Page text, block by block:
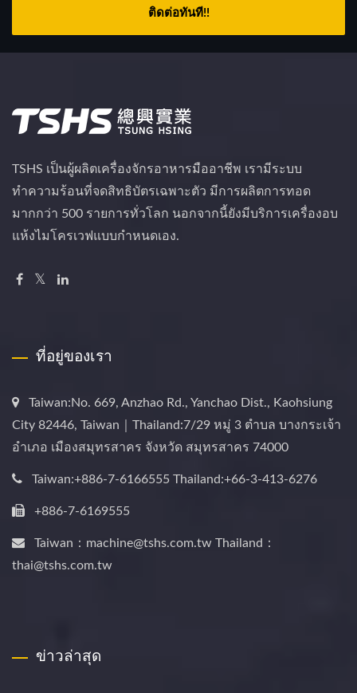
ติดต่อทันที!!
TSHS เป็นผู้ผลิตเครื่องจักรอาหารมืออาชีพ เรามีระบบ
ทำความร้อนที่จดสิทธิบัตรเฉพาะตัว มีการผลิตการทอด
มากกว่า 500 รายการทั่วโลก นอกจากนี้ยังมีบริการเครื่องอบ
แห้งไมโครเวฟแบบกำหนดเอง.
ที่อยู่ของเรา
Taiwan:No. 669, Anzhao Rd., Yanchao Dist., Kaohsiung
City 82446, Taiwan｜Thailand:7/29 หมู่ 3 ตำบล บางกระเจ้า
อำเภอ เมืองสมุทรสาคร จังหวัด สมุทรสาคร 74000
Taiwan:+886-7-6166555 Thailand:+66-3-413-6276
+886-7-6169555
Taiwan：machine@tshs.com.tw Thailand：
thai@tshs.com.tw
ข่าวล่าสุด